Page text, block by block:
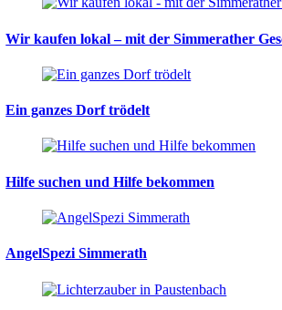
Wir kaufen lokal – mit der Simmerather
Ein ganzes Dorf trödelt
Hilfe suchen und Hilfe bekommen
AngelSpezi Simmerath